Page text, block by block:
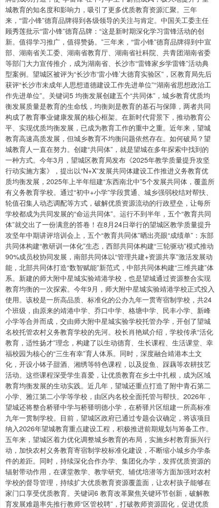
城教育的知名度和影响力，吸引了更多优质教育资源汇聚。三年
来，“雷小锋”德育品牌得到各级领导的关注与肯定。中国关工委主任
顾秀莲批示“雷小锋”德育品牌：“这是新时期深化学习雷锋活动的创
新。值得学习推广，值得赞扬。”三年来，“雷小锋”德育品牌得到中宣
部、湖南省关工委、湖南省教育厅、湖南省社科院、共青团湖南省委
等部门大力宣传推介，成为湖南省、长沙市“雷锋家乡学雷锋”活动典
型案例。望城区被评为“长沙市‘雷小锋’大德育实验区”，区教育局先后
获评“长沙市未成年人思想道德建设工作先进单位”“湖南省思想政治工
作先进单位”。关键词5 均衡发展创建五个“共同体”，城乡教育优质均
衡发展质量是教育的生命线，均衡则是教育的基石与保障，两者共同
构成了教育事业健康发展的核心框架。在新时代背景下，推动教育公
平、实现优质均衡发展，已成为教育工作的重中之重。近年来，望城
教育高速高质发展，但城乡教育不均衡问题依然存在。如何破局？望
城教育人一直在努力。创建“共同体”，就是望城在多年探索中找到的
一种方式。今年3月，望城区教育局发布《2025年教学质量提升攻坚
行动实施方案》，提出以“N+X”发展共同体建设工作推进义务教育优
质均衡发展，2025年上半年组建“东西南北中”5个发展共同体，覆盖所
有义务教育学校。通过“初中+小学”学段贯通、城乡强弱校结对帮扶、
轮值召集人动态调配等方式，破解优质资源流动的行政壁垒，让每所
学校都成为共同发展的“命运共同体”。运行不到半年，五个“教育共同
体”就交出了一份满意的答卷！在8月24日举行的望城区教学质量提升
攻坚年中期讲评培训会上，五个“教育共同体”晒出亮眼“成绩单”：东部
共同体构建“教研训一体化”生态，西部共同体构建“三轮驱动”模式推动
90%成员校协同发展，南部共同体以“管理共建+资源共享”激活发展动
能，北部共同体打造“数智赋能”新范式，中部共同体构建“三维共建”体
系。新建的师大附中星城实验靖港学校，也是望城通过资源整合实现
教育均衡的一次探索。今年9月，师大附中星城实验靖港学校正式投入
使用。该校是一所高品质、标准化的公办九年一贯寄宿制学校，共24
个班级，由原来的靖港中学、乔口中学、格塘中学、民丰小学、新峰
小学等合并而成，交由师大附中星城实验学校托管办学，开创了望城
名校托管农村义务教育学校的先河。校长肖艳斌介绍，学校传承“活化
教育，适性扬才”理念，构建了以生动德育、生长课程、生活课堂、幸
福校园为核心的“三生有幸”育人体系。同时，深度融合靖港本土文
化，开设小钵子甜酒、湘绣等特色课程，以及捉鱼、踩藕等农耕技艺
活动。这些课程深受学生喜爱，让优质教育在乡土中扎根，成为区域
教育均衡发展的生动实践。近几年，望城还重点打造了附中青石第二
小学、雅江第二小学等学校，由区内名校全面托管与帮扶。2026年，
望城还将整合桥驿中学与桥驿明德小学，在桥驿片区组建一所高标准
九年一贯制学校。目前，望城区政府已通过专题会议确定，将该项目
纳入2026年望城教育重点建设工程，积极推进前期规划与筹备工作。
五年来，望城区着力优化调整城乡教育的布局，实施乡村教育振兴行
动，加快农村义务教育寄宿制学校标准化建设，不断缩小城乡办学条
件的差距。同时，持续深化合作办学、集团化办学，发挥优质资源的
辐射带动作用，在课堂教学、教学研究、辅优培潜等方面加强对农村
学校的督导管理，持续扩大优质教育资源覆盖面，让农村孩子能够在
家门口享受优质教育。关键词6 教育改革聚焦关键环节创新，破解教
育发展难题率先推行教师“区管校聘”，打破教师资源固化，促进优质